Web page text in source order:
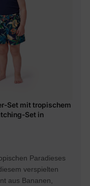
Set mit tropischem
Set in
Paradieses
verspielten
aus Bananen,